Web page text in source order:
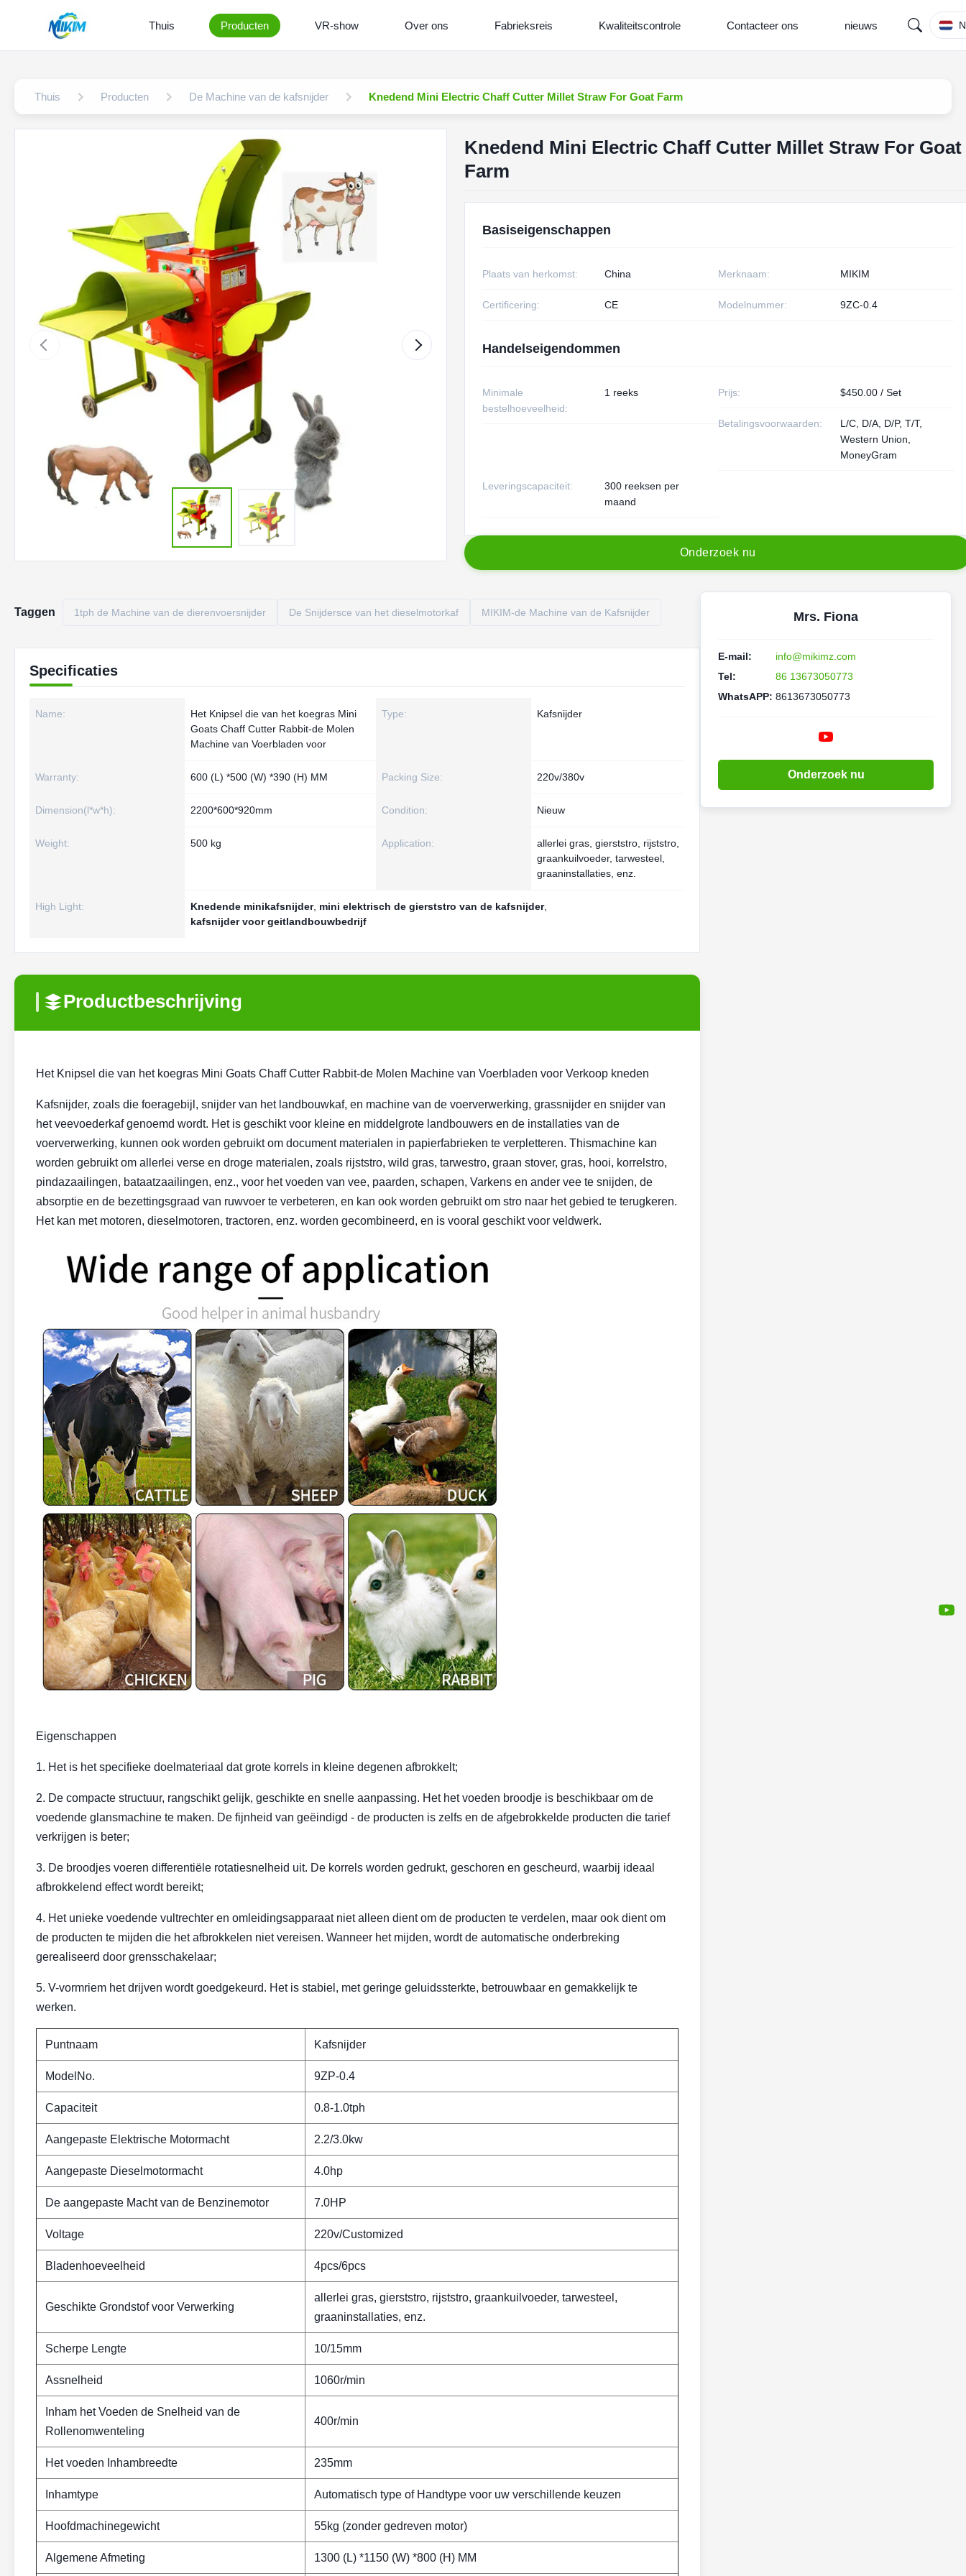
Thuis Producten VR-show Over ons Fabrieksreis Kwaliteitscontrole Contacteer ons nieuws
Thuis Producten De Machine van de kafsnijder Knedend Mini Electric Chaff Cutter Millet Straw For Goat Farm
Knedend Mini Electric Chaff Cutter Millet Straw For Goat
Farm
Basiseigenschappen
Plaats van herkomst: China Merknaam: MIKIM
Certificering: CE Modelnummer: 9ZC-0.4
Handelseigendommen
Minimale
bestelhoeveelheid:
1 reeks Prijs: $450.00 / Set
Betalingsvoorwaarden:
L/C, D/A, D/P, T/T,
Western Union,
MoneyGram
Leveringscapaciteit:
300 reeksen per
maand
Onderzoek nu
Taggen 1tph de Machine van de dierenvoersnijder De Snijdersce van het dieselmotorkaf MIKIM-de Machine van de Kafsnijder
Specificaties
Name:
Het Knipsel die van het koegras Mini
Goats Chaff Cutter Rabbit-de Molen
Machine van Voerbladen voor
Type: Kafsnijder
Warranty: 600 (L) *500 (W) *390 (H) MM Packing Size: 220v/380v
Dimension(l*w*h): 2200*600*920mm Condition: Nieuw
Weight: 500 kg Application:
allerlei gras, gierststro, rijststro,
graankuilvoeder, tarwesteel,
graaninstallaties, enz.
High Light: Knedende minikafsnijder, mini elektrisch de gierststro van de kafsnijder,
kafsnijder voor geitlandbouwbedrijf
Productbeschrijving
Het Knipsel die van het koegras Mini Goats Chaff Cutter Rabbit-de Molen Machine van Voerbladen voor Verkoop kneden
Kafsnijder, zoals die foeragebijl, snijder van het landbouwkaf, en machine van de voerverwerking, grassnijder en snijder van
het veevoederkaf genoemd wordt. Het is geschikt voor kleine en middelgrote landbouwers en de installaties van de
voerverwerking, kunnen ook worden gebruikt om document materialen in papierfabrieken te verpletteren. Thismachine kan
worden gebruikt om allerlei verse en droge materialen, zoals rijststro, wild gras, tarwestro, graan stover, gras, hooi, korrelstro,
pindazaailingen, bataatzaailingen, enz., voor het voeden van vee, paarden, schapen, Varkens en ander vee te snijden, de
absorptie en de bezettingsgraad van ruwvoer te verbeteren, en kan ook worden gebruikt om stro naar het gebied te terugkeren.
Het kan met motoren, dieselmotoren, tractoren, enz. worden gecombineerd, en is vooral geschikt voor veldwerk.
Eigenschappen
1. Het is het specifieke doelmateriaal dat grote korrels in kleine degenen afbrokkelt;
2. De compacte structuur, rangschikt gelijk, geschikte en snelle aanpassing. Het het voeden broodje is beschikbaar om de
voedende glansmachine te maken. De fijnheid van geëindigd - de producten is zelfs en de afgebrokkelde producten die tarief
verkrijgen is beter;
3. De broodjes voeren differentiële rotatiesnelheid uit. De korrels worden gedrukt, geschoren en gescheurd, waarbij ideaal
afbrokkelend effect wordt bereikt;
4. Het unieke voedende vultrechter en omleidingsapparaat niet alleen dient om de producten te verdelen, maar ook dient om
de producten te mijden die het afbrokkelen niet vereisen. Wanneer het mijden, wordt de automatische onderbreking
gerealiseerd door grensschakelaar;
5. V-vormriem het drijven wordt goedgekeurd. Het is stabiel, met geringe geluidssterkte, betrouwbaar en gemakkelijk te
werken.
Puntnaam Kafsnijder
ModelNo. 9ZP-0.4
Capaciteit 0.8-1.0tph
Aangepaste Elektrische Motormacht 2.2/3.0kw
Aangepaste Dieselmotormacht 4.0hp
De aangepaste Macht van de Benzinemotor 7.0HP
Voltage 220v/Customized
Bladenhoeveelheid 4pcs/6pcs
Geschikte Grondstof voor Verwerking
allerlei gras, gierststro, rijststro, graankuilvoeder, tarwesteel,
graaninstallaties, enz.
Scherpe Lengte 10/15mm
Assnelheid 1060r/min
Inham het Voeden de Snelheid van de
Rollenomwenteling
400r/min
Het voeden Inhambreedte 235mm
Inhamtype Automatisch type of Handtype voor uw verschillende keuzen
Hoofdmachinegewicht 55kg (zonder gedreven motor)
Algemene Afmeting 1300 (L) *1150 (W) *800 (H) MM
Mrs. Fiona
E-mail:
info@mikimz.com
Tel:
86 13673050773
WhatsAPP: 8613673050773
Onderzoek nu